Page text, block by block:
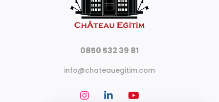
0850 532 39 81
info@chateauegitim.com